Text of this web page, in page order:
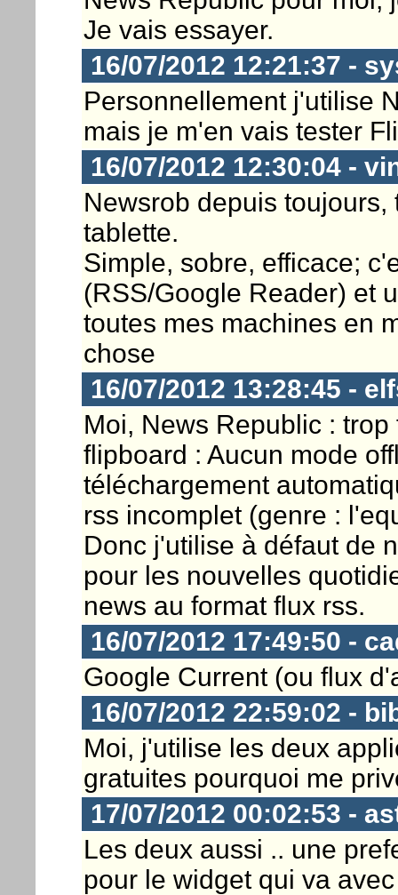
Je vais essayer.
16/07/2012 12:21:37 -
Personnellement j'utilise
mais je m'en vais tester
16/07/2012 12:30:04 -
Newsrob depuis
tablette.
Simple, sobre, efficace;
(RSS/Google Reader) et
toutes mes machines en
chose
16/07/2012 13:28:45 -
Moi, News Republic : trop
flipboard : Aucun mode
téléchargement
rss incomplet (genre :
Donc j'utilise à défaut de
pour les nouvelles
news au format flux rss.
16/07/2012 17:49:50 -
Google Current (ou flux
16/07/2012 22:59:02 -
Moi, j'utilise les deux
gratuites pourquoi me
17/07/2012 00:02:53 -
Les deux aussi .. une
pour le widget qui va